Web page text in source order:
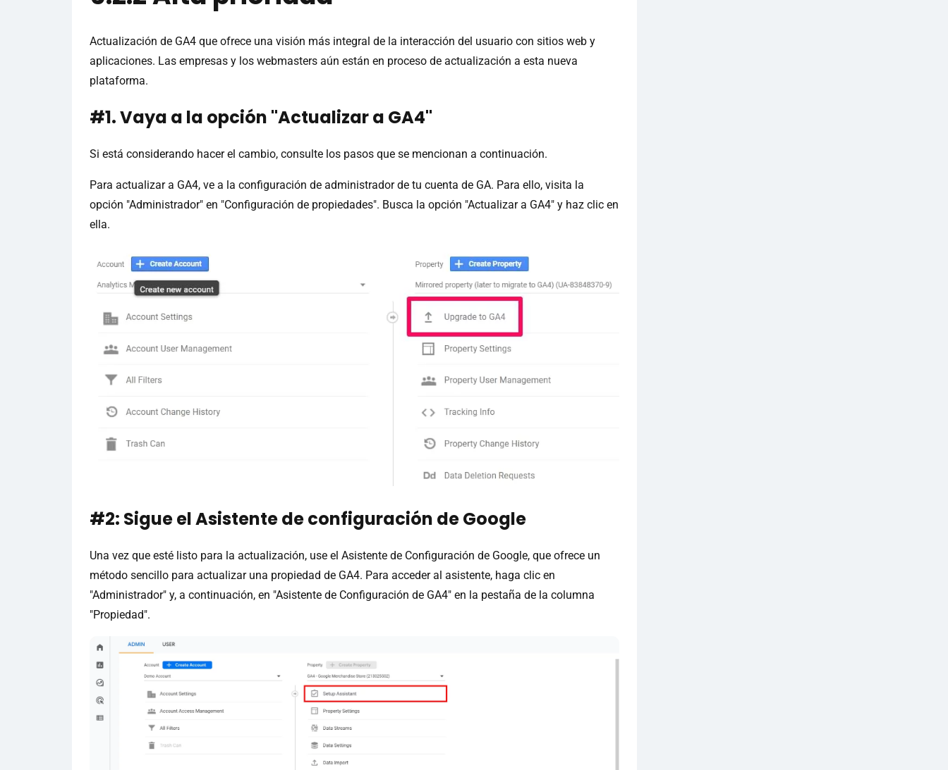
Actualización de GA4 que ofrece una visión más integral de la interacción del usuario con sitios web y
aplicaciones. Las empresas y los webmasters aún están en proceso de actualización a esta nueva
plataforma.
#1. Vaya a la opción "Actualizar a GA4"
Si está considerando hacer el cambio, consulte los pasos que se mencionan a continuación.
Para actualizar a GA4, ve a la configuración de administrador de tu cuenta de GA. Para ello, visita la
opción "Administrador" en "Configuración de propiedades". Busca la opción "Actualizar a GA4" y haz clic en
ella.
#2: Sigue el Asistente de configuración de Google
Una vez que esté listo para la actualización, use el Asistente de Configuración de Google, que ofrece un
método sencillo para actualizar una propiedad de GA4. Para acceder al asistente, haga clic en
"Administrador" y, a continuación, en "Asistente de Configuración de GA4" en la pestaña de la columna
"Propiedad".